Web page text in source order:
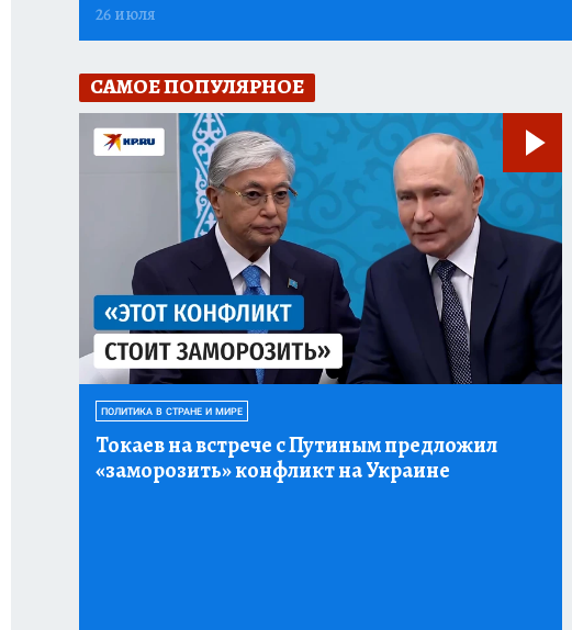
26 июля
САМОЕ ПОПУЛЯРНОЕ
ПОЛИТИКА В СТРАНЕ И МИРЕ
Токаев на встрече с Путиным предложил
«заморозить» конфликт на Украине